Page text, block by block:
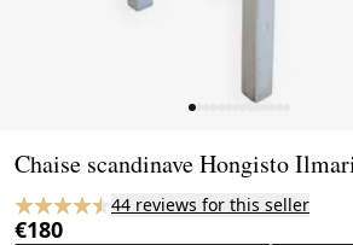
Chaise scandinave Hongisto
44 reviews for this seller
€180